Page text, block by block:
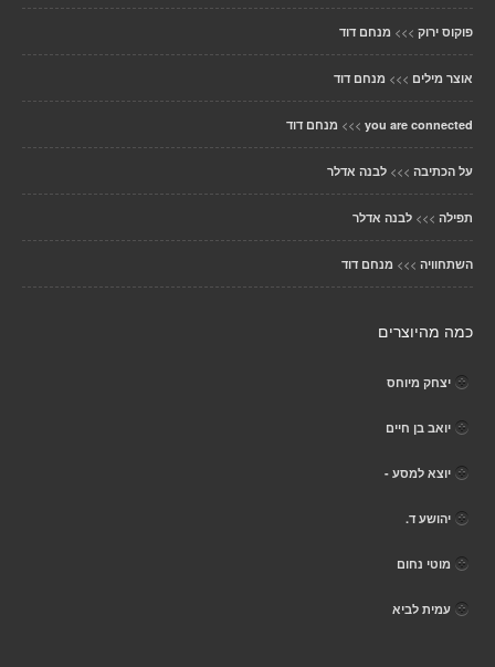
פוקוס ירוק >>> מנחם דוד
אוצר מילים >>> מנחם דוד
you are connected
>>> מנחם דוד
על הכתיבה >>> לבנה אדלר
תפילה >>> לבנה אדלר
השתחוויה >>> מנחם דוד
כמה מהיוצרים
יצחק מיוחס
יואב בן חיים
יוצא למסע -
יהושע ד.
מוטי נחום
עמית לביא